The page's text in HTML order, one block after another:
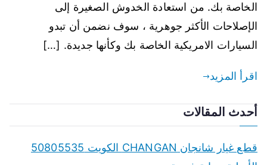
الخاصة بك. من استعادة الخدوش الصغيرة إلى
الإصلاحات الأكثر جوهرية ، سوف نضمن أن تبدو
السيارات الامريكية الخاصة بك وكأنها جديدة. […]
اقرأ المزيد
أحدث المقالات
قطع غيار شانجان CHANGAN الكويت 50805535